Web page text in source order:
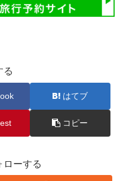
る
はてブ
コピー
ローする